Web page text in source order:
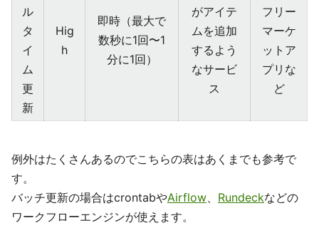
ル
タ
イ
ム
更
新
Hig
h
即時（最大で
数秒に1回〜1
分に1回）
がアイテ
ムを追加
するよう
なサービ
ス
フリー
マーケ
ットア
プリな
ど
例外はたくさんあるのでこちらの表はあくまでも参考で
す。
バッチ更新の場合はcrontabやAirflow、 Rundeckなどの
ワークフローエンジンが使えます。